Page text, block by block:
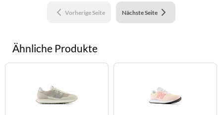
Vorherige Seite Nächste Seite
Ähnliche Produkte